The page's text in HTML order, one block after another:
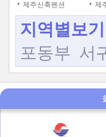
제주신축펜션
제
지역별보기
포동부 서